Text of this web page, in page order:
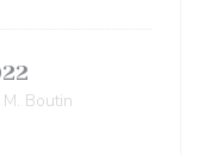
Boutin